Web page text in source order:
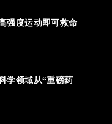
强度运动即可救命
学领域从“重磅药